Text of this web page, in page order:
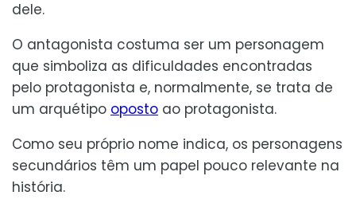
dele.
O antagonista costuma ser um personagem
que simboliza as dificuldades encontradas
pelo protagonista e, normalmente, se trata de
um arquétipo oposto ao protagonista.
Como seu próprio nome indica, os personagens
secundários têm um papel pouco relevante na
história.